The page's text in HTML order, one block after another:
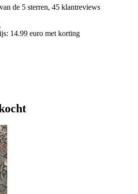
de 5 sterren, 45 klantreviews
14.99 euro met korting